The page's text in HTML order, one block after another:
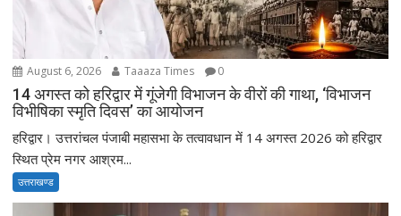
August 6, 2026 Taaaza Times 0
14 अगस्त को हरिद्वार में गूंजेगी विभाजन के वीरों की गाथा, ‘विभाजन
विभीषिका स्मृति दिवस’ का आयोजन
हरिद्वार। उत्तरांचल पंजाबी महासभा के तत्वावधान में 14 अगस्त 2026 को हरिद्वार
स्थित प्रेम नगर आश्रम...
उत्तराखण्ड